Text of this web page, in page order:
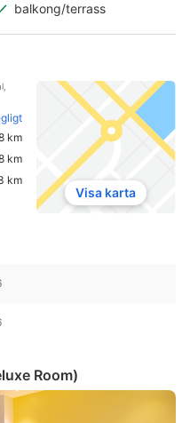
balkong/terrass
km
km
km
Visa karta
Room)